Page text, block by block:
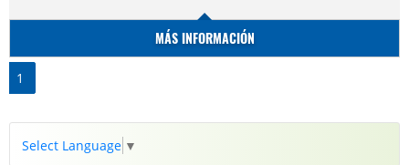
MÁS INFORMACIÓN
1
Select Language ▼